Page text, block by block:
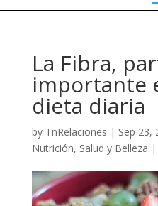
La Fibra,
importante
dieta diaria
by TnRelaciones | Sep 23,
Nutrición, Salud y Belleza |